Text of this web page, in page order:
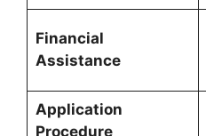
Financial
Assistance
Application
Procedure